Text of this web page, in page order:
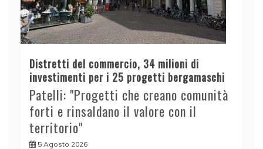
Distretti del commercio, 34 milioni di
investimenti per i 25 progetti bergamaschi
Patelli: "Progetti che creano comunità
forti e rinsaldano il valore con il
territorio"
5 Agosto 2026